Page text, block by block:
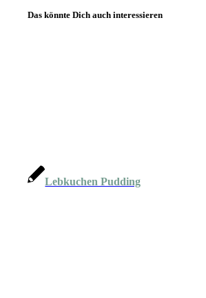
Das könnte Dich auch interessieren
Lebkuchen Pudding